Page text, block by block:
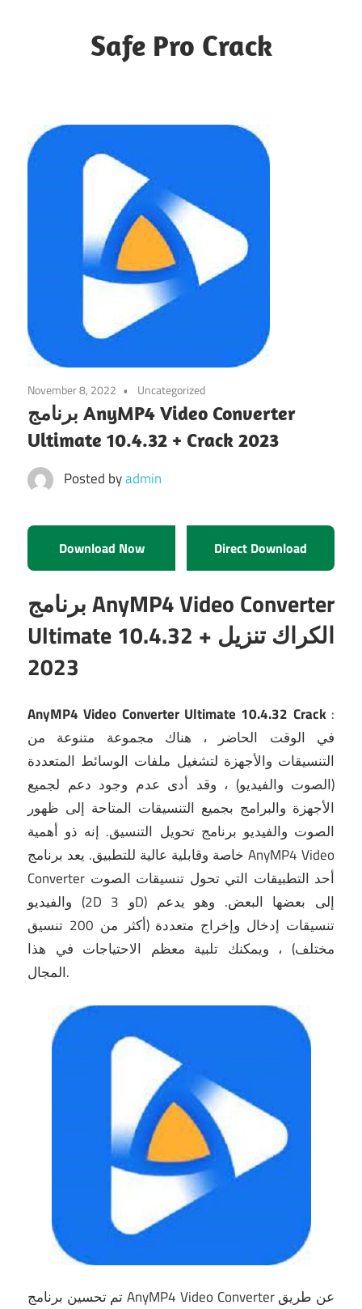
Safe Pro Crack
November 8, 2022 Uncategorized
برنامج AnyMP4 Video Converter
Ultimate 10.4.32 + Crack 2023
Posted byadmin
Download Now Direct Download
برنامج AnyMP4 Video Converter
Ultimate 10.4.32 + الكراك تنزيل
2023
AnyMP4 Video Converter Ultimate 10.4.32 Crack:
في الوقت الحاضر ، هناك مجموعة متنوعة من
التنسيقات والأجهزة لتشغيل ملفات الوسائط المتعددة
(الصوت والفيديو) ، وقد أدى عدم وجود دعم لجميع
الأجهزة والبرامج بجميع التنسيقات المتاحة إلى ظهور
الصوت والفيديو برنامج تحويل التنسيق. إنه ذو أهمية
خاصة وقابلية عالية للتطبيق. يعد برنامج AnyMP4 Video
Converter أحد التطبيقات التي تحول تنسيقات الصوت
والفيديو (2D و 3D) إلى بعضها البعض. وهو يدعم
تنسيقات إدخال وإخراج متعددة (أكثر من 200 تنسيق
مختلف) ، ويمكنك تلبية معظم الاحتياجات في هذا
المجال.
تم تحسين برنامج AnyMP4 Video Converter عن طريق